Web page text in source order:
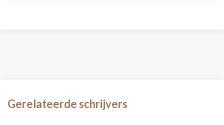
Gerelateerde schrijvers